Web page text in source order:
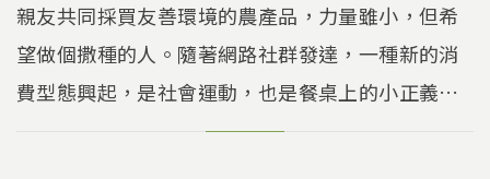
親友共同採買友善環境的農產品，力量雖小，但希
望做個撒種的人。隨著網路社群發達，一種新的消
費型態興起，是社會運動，也是餐桌上的小正義…